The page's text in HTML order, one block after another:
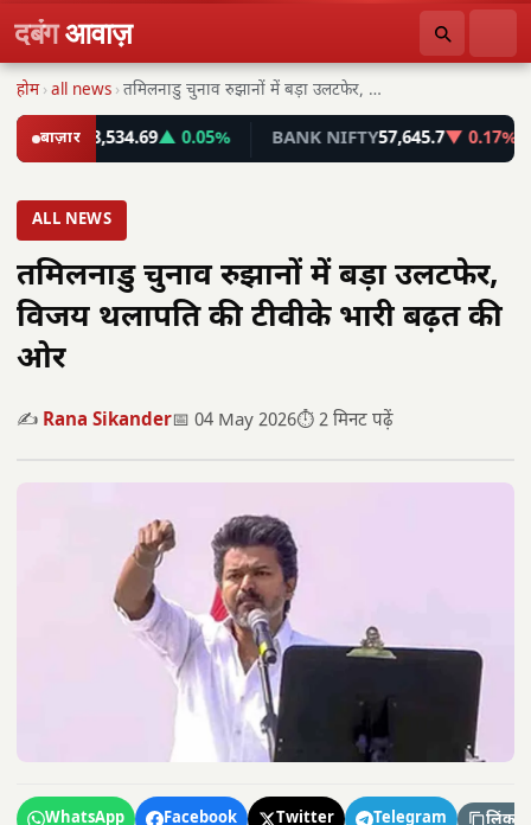
दबंगआवाज़
होम ›all news › तमिलनाडु चुनाव रुझानों में बड़ा उलटफेर, विजय थलापति…
बाज़ार
78,534.69▲ 0.05% BANK NIFTY57,645.7▼ 0.17%
ALL NEWS
तमिलनाडु चुनाव रुझानों में बड़ा उलटफेर,
विजय थलापति की टीवीके भारी बढ़त की
ओर
✍️ Rana Sikander📅 04 May 2026⏱️ 2 मिनट पढ़ें
WhatsApp Facebook Twitter Telegram लिंक